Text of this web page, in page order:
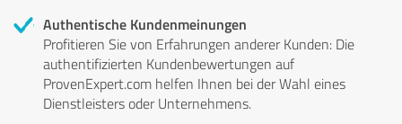
Authentische Kundenmeinungen
Profitieren Sie von Erfahrungen anderer Kunden: Die
authentifizierten Kundenbewertungen auf
ProvenExpert.com helfen Ihnen bei der Wahl eines
Dienstleisters oder Unternehmens.